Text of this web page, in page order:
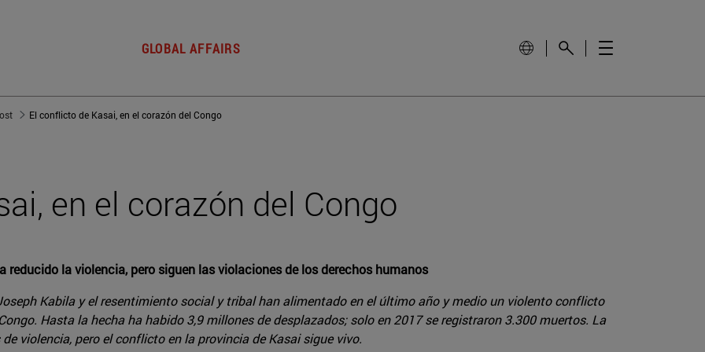
GLOBAL AFFAIRS
El conflicto de Kasai, en el corazón del Congo
en el corazón del Congo
reducido la violencia, pero siguen las violaciones de los derechos humanos
Kabila y el resentimiento social y tribal han alimentado en el último año y medio un violento conflicto
Hasta la hecha ha habido 3,9 millones de desplazados; solo en 2017 se registraron 3.300 muertos. La
violencia, pero el conflicto en la provincia de Kasai sigue vivo.